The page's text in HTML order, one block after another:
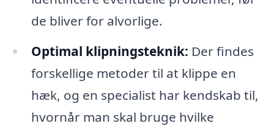
de bliver for alvorlige.
Optimal klipningsteknik: Der findes
forskellige metoder til at klippe en
hæk, og en specialist har kendskab til,
hvornår man skal bruge hvilke